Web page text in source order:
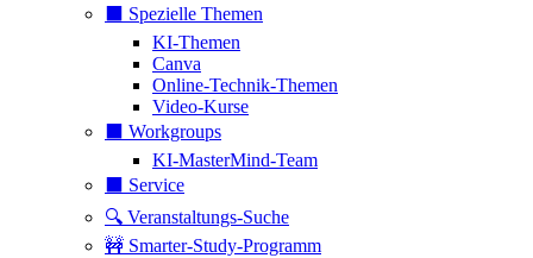
⬛️ Spezielle Themen
KI-Themen
Canva
Online-Technik-Themen
Video-Kurse
⬛️ Workgroups
KI-MasterMind-Team
⬛️ Service
🔍 Veranstaltungs-Suche
🚧 Smarter-Study-Programm